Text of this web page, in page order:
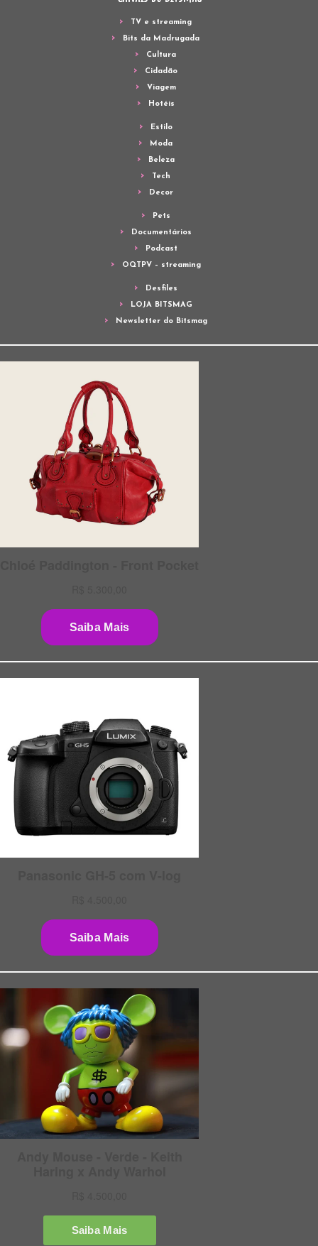
TV e streaming
Bits da Madrugada
Cultura
Cidadão
Viagem
Hotéis
Estilo
Moda
Beleza
Tech
Decor
Pets
Documentários
Podcast
OQTPV – streaming
Desfiles
LOJA BITSMAG
Newsletter do Bitsmag